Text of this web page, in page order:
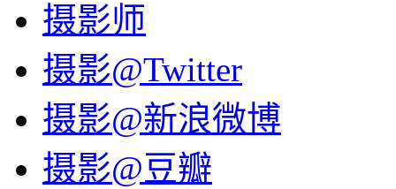
摄影师
摄影@Twitter
摄影@新浪微博
摄影@豆瓣